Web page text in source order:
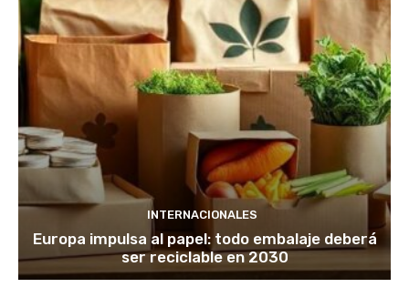
INTERNACIONALES
Europa impulsa al papel: todo embalaje deberá
ser reciclable en 2030